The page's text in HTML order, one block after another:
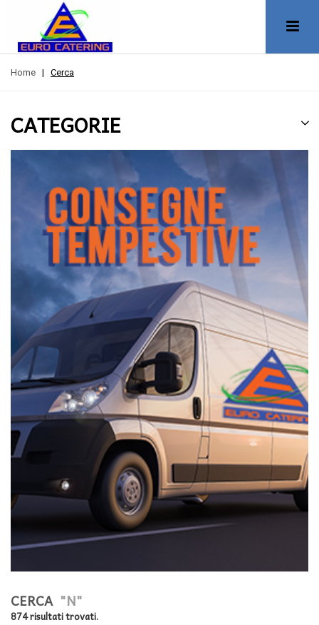
Home | Cerca
CATEGORIE
CERCA "N"
874 risultati trovati.